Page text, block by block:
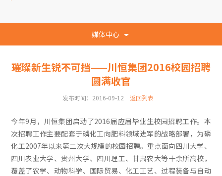
媒体中心
璀璨新生锐不可挡——川恒集团2016校园招聘
圆满收官
发布时间：2016-09-12 返回列表
今年9月，川恒集团启动了2016届应届毕业生校园招聘工作。本
次招聘工作主要配套于磷化工向肥料领域进军的战略部署，为磷
化工2007年以来第二次大规模的校园招聘。重点面向四川大学、
四川农业大学、贵州大学、四川理工、甘肃农大等十余所高校，
覆盖了农学、动物科学、国际贸易、化工工艺、过程装备与自动